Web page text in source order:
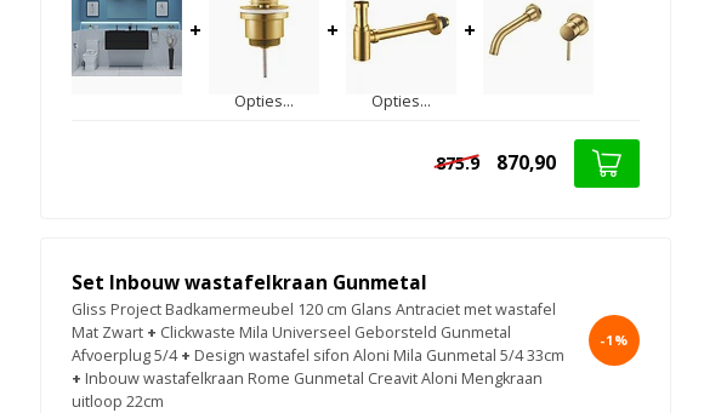
+
Opties...
+
Opties...
+
875.9 870,90
Set Inbouw wastafelkraan Gunmetal
Gliss Project Badkamermeubel 120 cm Glans Antraciet met wastafel
Mat Zwart + Clickwaste Mila Universeel Geborsteld Gunmetal
Afvoerplug 5/4 + Design wastafel sifon Aloni Mila Gunmetal 5/4 33cm
+ Inbouw wastafelkraan Rome Gunmetal Creavit Aloni Mengkraan
uitloop 22cm
-1%